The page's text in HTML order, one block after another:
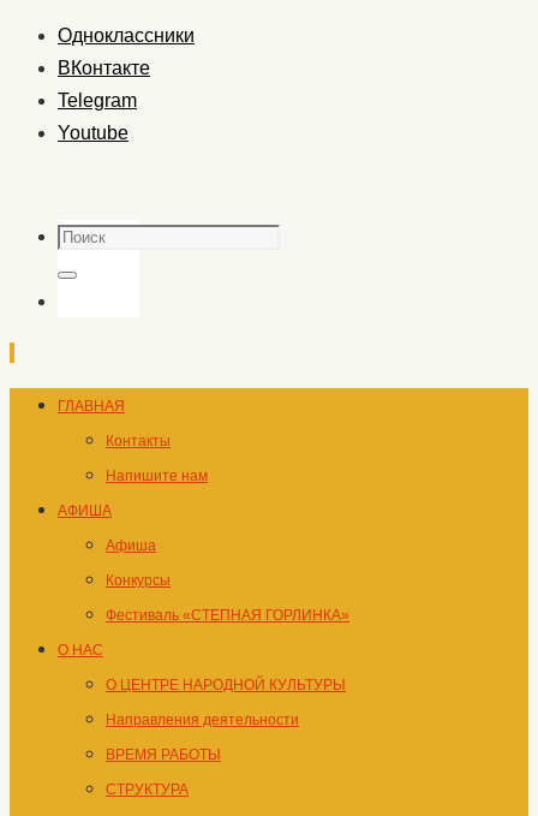
Одноклассники
ВКонтакте
Telegram
Youtube
Поиск
Поиск
Перейти
содержимому
ГЛАВНАЯ
Контакты
Напишите нам
АФИША
Афиша
Конкурсы
Фестиваль «СТЕПНАЯ ГОРЛИНКА»
О НАС
О ЦЕНТРЕ НАРОДНОЙ КУЛЬТУРЫ
Направления деятельности
ВРЕМЯ РАБОТЫ
СТРУКТУРА